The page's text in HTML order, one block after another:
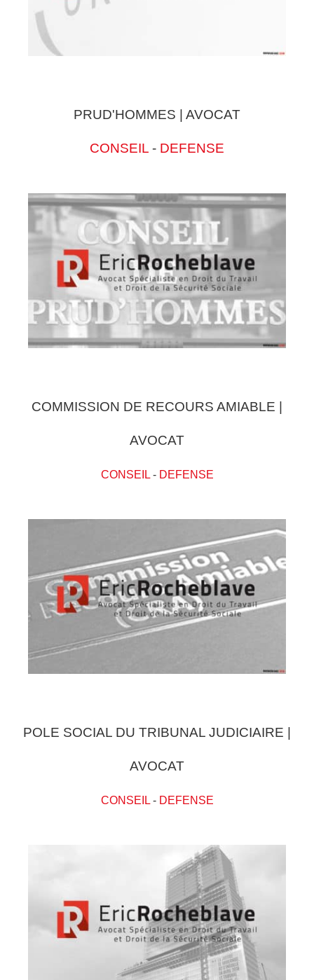
PRUD'HOMMES | AVOCAT
CONSEIL - DEFENSE
COMMISSION DE RECOURS AMIABLE |
AVOCAT
CONSEIL- DEFENSE
POLE SOCIAL DU TRIBUNAL JUDICIAIRE |
AVOCAT
CONSEIL- DEFENSE